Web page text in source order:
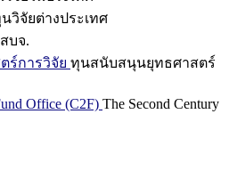
วิจัยต่างประเทศ
บจ.
ร์การวิจัย ทุนสนับสนุนยุทธศาสตร์
Office (C2F) The Second Century